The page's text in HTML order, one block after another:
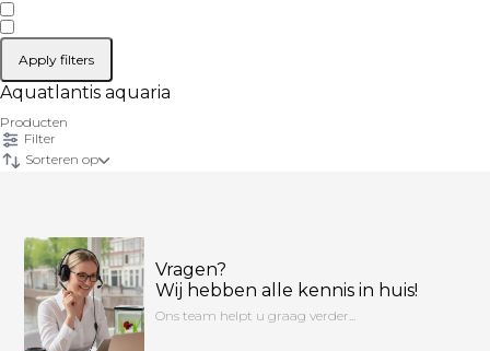
Apply filters
Aquatlantis aquaria
Producten
Filter
Sorteren op
Vragen?
Wij hebben alle kennis in huis!
Ons team helpt u graag verder...